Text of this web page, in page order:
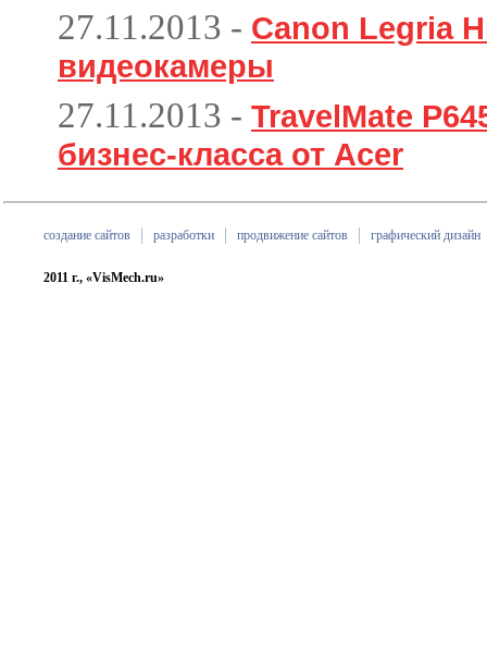
27.11.2013 - Canon Legria
видеокамеры
27.11.2013 - TravelMate
бизнес-класса от Acer
создание сайтов разработки продвижение сайтов графический дизайн
2011 г., «VisMech.ru»